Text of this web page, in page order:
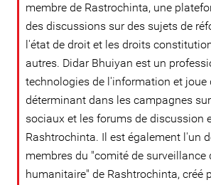
membre de Rastrochinta, une
des discussions sur des sujets de
l'état de droit et les droits
autres. Didar Bhuiyan est un
technologies de l'information et joue
déterminant dans les campagnes
sociaux et les forums de discussion
Rashtrochinta. Il est également l'un
membres du "comité de surveillance
humanitaire" de Rashtrochinta, créé